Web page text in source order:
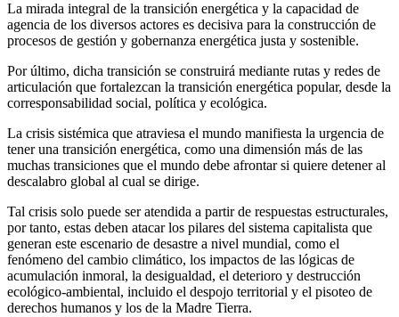
La mirada integral de la transición energética y la capacidad de
agencia de los diversos actores es decisiva para la construcción de
procesos de gestión y gobernanza energética justa y sostenible.
Por último, dicha transición se construirá mediante rutas y redes de
articulación que fortalezcan la transición energética popular, desde la
corresponsabilidad social, política y ecológica.
La crisis sistémica que atraviesa el mundo manifiesta la urgencia de
tener una transición energética, como una dimensión más de las
muchas transiciones que el mundo debe afrontar si quiere detener al
descalabro global al cual se dirige.
Tal crisis solo puede ser atendida a partir de respuestas estructurales,
por tanto, estas deben atacar los pilares del sistema capitalista que
generan este escenario de desastre a nivel mundial, como el
fenómeno del cambio climático, los impactos de las lógicas de
acumulación inmoral, la desigualdad, el deterioro y destrucción
ecológico-ambiental, incluido el despojo territorial y el pisoteo de
derechos humanos y los de la Madre Tierra.